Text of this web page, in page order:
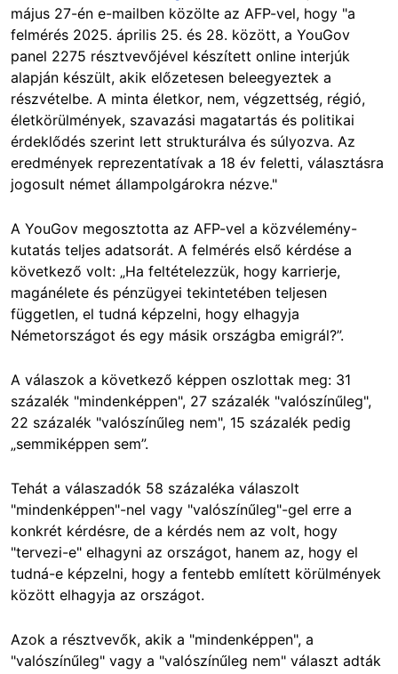
május 27-én e-mailben közölte az AFP-vel, hogy "a
felmérés 2025. április 25. és 28. között, a YouGov
panel 2275 résztvevőjével készített online interjúk
alapján készült, akik előzetesen beleegyeztek a
részvételbe. A minta életkor, nem, végzettség, régió,
életkörülmények, szavazási magatartás és politikai
érdeklődés szerint lett strukturálva és súlyozva. Az
eredmények reprezentatívak a 18 év feletti, választásra
jogosult német állampolgárokra nézve."
A YouGov megosztotta az AFP-vel a közvélemény-
kutatás teljes adatsorát. A felmérés első kérdése a
következő volt: „Ha feltételezzük, hogy karrierje,
magánélete és pénzügyei tekintetében teljesen
független, el tudná képzelni, hogy elhagyja
Németországot és egy másik országba emigrál?”.
A válaszok a következő képpen oszlottak meg: 31
százalék "mindenképpen", 27 százalék "valószínűleg",
22 százalék "valószínűleg nem", 15 százalék pedig
„semmiképpen sem”.
Tehát a válaszadók 58 százaléka válaszolt
"mindenképpen"-nel vagy "valószínűleg"-gel erre a
konkrét kérdésre, de a kérdés nem az volt, hogy
"tervezi-e" elhagyni az országot, hanem az, hogy el
tudná-e képzelni, hogy a fentebb említett körülmények
között elhagyja az országot.
Azok a résztvevők, akik a "mindenképpen", a
"valószínűleg" vagy a "valószínűleg nem" választ adták